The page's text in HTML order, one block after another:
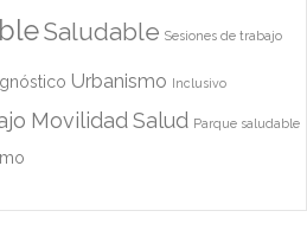
Saludable Sesiones de trabajo
Urbanismo Inclusivo
Movilidad Salud Parque saludable